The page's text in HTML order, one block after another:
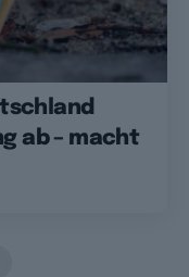
ab – macht